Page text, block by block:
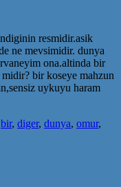
resmidir.asik
ne mevsimidir. dunya
ona.altinda bir
bir koseye mahzun
uykuyu haram
bir, diger, dunya, omur,